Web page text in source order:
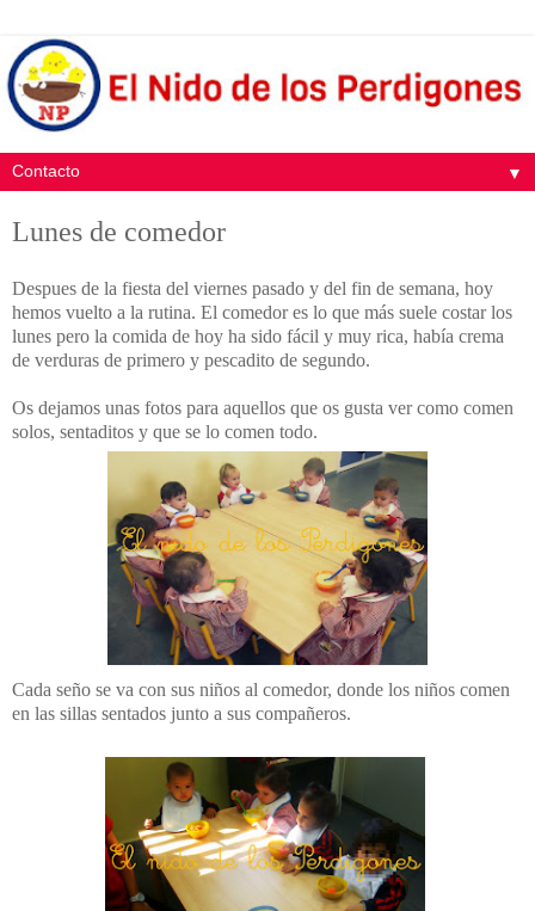
▼
Lunes de comedor
Despues de la fiesta del viernes pasado y del fin de semana, hoy
hemos vuelto a la rutina. El comedor es lo que más suele costar los
lunes pero la comida de hoy ha sido fácil y muy rica, había crema
de verduras de primero y pescadito de segundo.
Os dejamos unas fotos para aquellos que os gusta ver como comen
solos, sentaditos y que se lo comen todo.
Cada seño se va con sus niños al comedor, donde los niños comen
en las sillas sentados junto a sus compañeros.